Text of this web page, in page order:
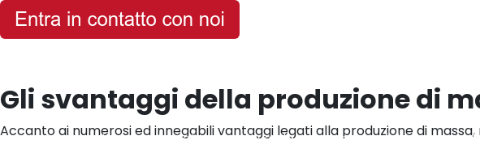
Gli svantaggi della produzione di
Accanto ai numerosi ed innegabili vantaggi legati alla produzione di
Home»Manifattura additiva: da produzione seriale a